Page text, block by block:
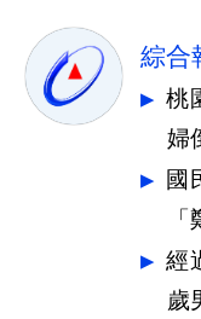
綜合
桃
婦
國
責
經
歲